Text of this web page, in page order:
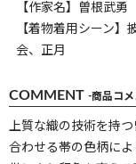
【作家名】曽根武勇
【着物着用シーン】
会、正月
COMMENT -商品コ
上質な織の技術を持つ
合わせる帯の色柄によ